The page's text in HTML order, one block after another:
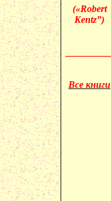
(«Robert
Kentz”)
Все книги